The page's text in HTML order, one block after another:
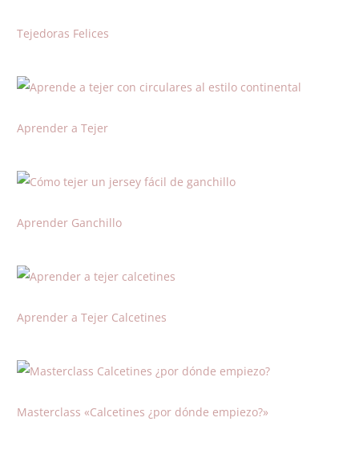
Tejedoras Felices
Aprender a Tejer
Aprender Ganchillo
Aprender a Tejer Calcetines
Masterclass «Calcetines ¿por dónde empiezo?»